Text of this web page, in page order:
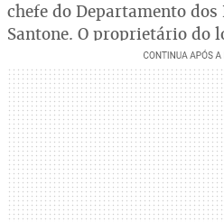
chefe do Departamento
Santone. O proprietário do